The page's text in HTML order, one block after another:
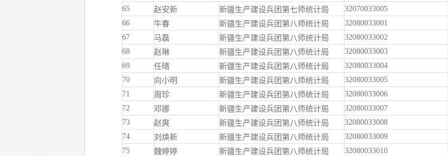
65
赵安新 新疆生产建设兵团第七师统计局 32070033005
66
牛春 新疆生产建设兵团第八师统计局 32080033001
67
马磊 新疆生产建设兵团第八师统计局 32080033002
68
赵琳 新疆生产建设兵团第八师统计局 32080033003
69
任晴 新疆生产建设兵团第八师统计局 32080033004
70
向小明 新疆生产建设兵团第八师统计局 32080033005
71
周珍 新疆生产建设兵团第八师统计局 32080033006
72
邓娜 新疆生产建设兵团第八师统计局 32080033007
73
赵爽 新疆生产建设兵团第八师统计局 32080033008
74
刘焕新 新疆生产建设兵团第八师统计局 32080033009
75
魏婷婷 新疆生产建设兵团第八师统计局 32080033010